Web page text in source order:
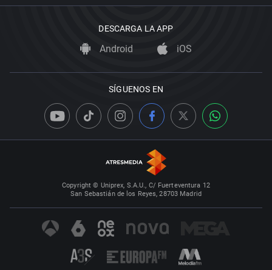
DESCARGA LA APP
Android iOS
SÍGUENOS EN
Copyright © Uniprex, S.A.U., C/ Fuerteventura 12
San Sebastián de los Reyes, 28703 Madrid